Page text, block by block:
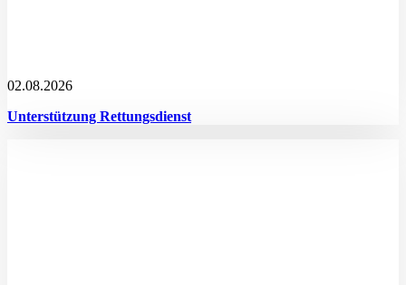
02.08.2026
Unterstützung Rettungsdienst